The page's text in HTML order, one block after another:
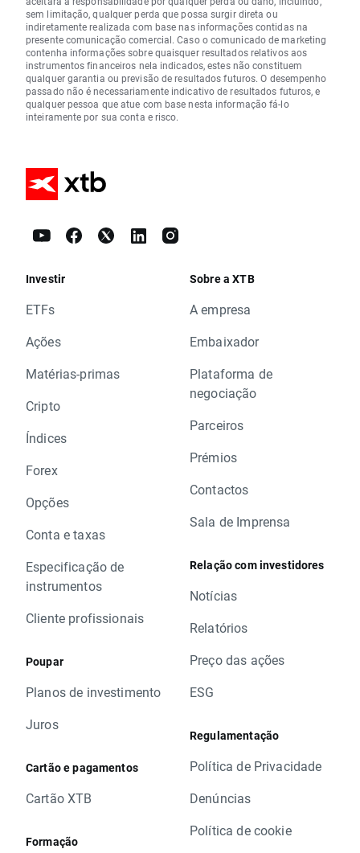
sem limitação, qualquer perda que possa surgir direta ou
indiretamente realizada com base nas informações contidas na
presente comunicação comercial. Caso o comunicado de marketing
contenha informações sobre quaisquer resultados relativos aos
instrumentos financeiros nela indicados, estes não constituem
qualquer garantia ou previsão de resultados futuros. O desempenho
passado não é necessariamente indicativo de resultados futuros, e
qualquer pessoa que atue com base nesta informação fá-lo
inteiramente por sua conta e risco.
Investir
ETFs
Ações
Matérias-primas
Cripto
Índices
Forex
Opções
Conta e taxas
Especificação de
instrumentos
Cliente profissionais
Poupar
Planos de investimento
Juros
Cartão e pagamentos
Cartão XTB
Formação
Sobre a XTB
A empresa
Embaixador
Plataforma de
negociação
Parceiros
Prémios
Contactos
Sala de Imprensa
Relação com investidores
Notícias
Relatórios
Preço das ações
ESG
Regulamentação
Política de Privacidade
Denúncias
Política de cookie